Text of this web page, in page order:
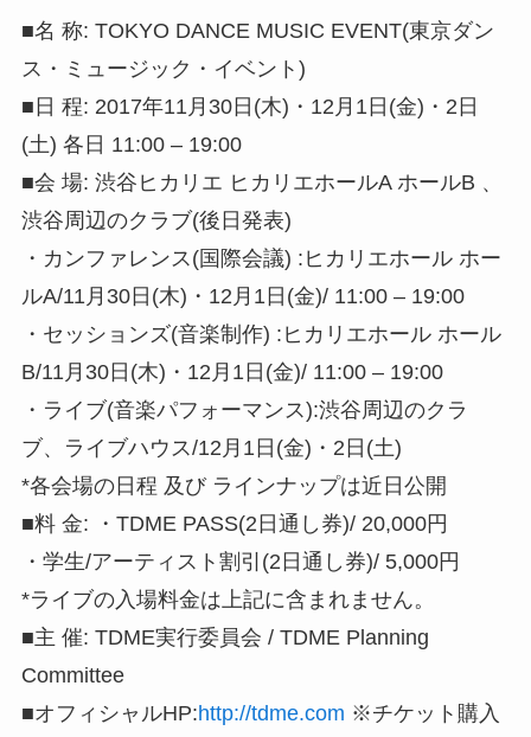
■名 称: TOKYO DANCE MUSIC EVENT(東京ダン
ス・ミュージック・イベント)
■日 程: 2017年11月30日(木)・12月1日(金)・2日
(土) 各日 11:00 – 19:00
■会 場: 渋谷ヒカリエ ヒカリエホールA ホールB 、
渋谷周辺のクラブ(後日発表)
・カンファレンス(国際会議) :ヒカリエホール ホー
ルA/11月30日(木)・12月1日(金)/ 11:00 – 19:00
・セッションズ(音楽制作) :ヒカリエホール ホール
B/11月30日(木)・12月1日(金)/ 11:00 – 19:00
・ライブ(音楽パフォーマンス):渋谷周辺のクラ
ブ、ライブハウス/12月1日(金)・2日(土)
*各会場の日程 及び ラインナップは近日公開
■料 金: ・TDME PASS(2日通し券)/ 20,000円
・学生/アーティスト割引(2日通し券)/ 5,000円
*ライブの入場料金は上記に含まれません。
■主 催: TDME実行委員会 / TDME Planning
Committee
■オフィシャルHP:http://tdme.com ※チケット購入